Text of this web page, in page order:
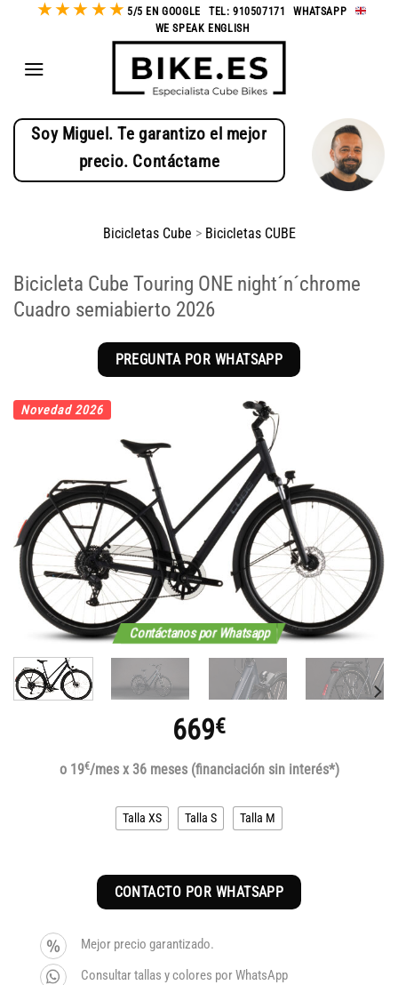
★★ ★ ★★ 5/5 EN GOOGLE TEL: 910507171 -WHATSAPP
WE SPEAK ENGLISH
Soy Miguel. Te garantizo el mejor
precio. Contáctame
Bicicletas Cube > Bicicletas CUBE
Bicicleta Cube Touring ONE night´n´chrome
Cuadro semiabierto 2026
PREGUNTA POR WHATSAPP
Contáctanos por Whatsapp
Novedad 2026
669€
o 19€/mes x 36 meses (financiación sin interés*)
Talla XS Talla S Talla M
CONTACTO POR WHATSAPP
Mejor precio garantizado.
Consultar tallas y colores por WhatsApp